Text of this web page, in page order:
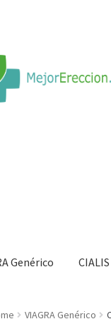
Genérico
Rueda de la fortuna
VIAGRA Genérico